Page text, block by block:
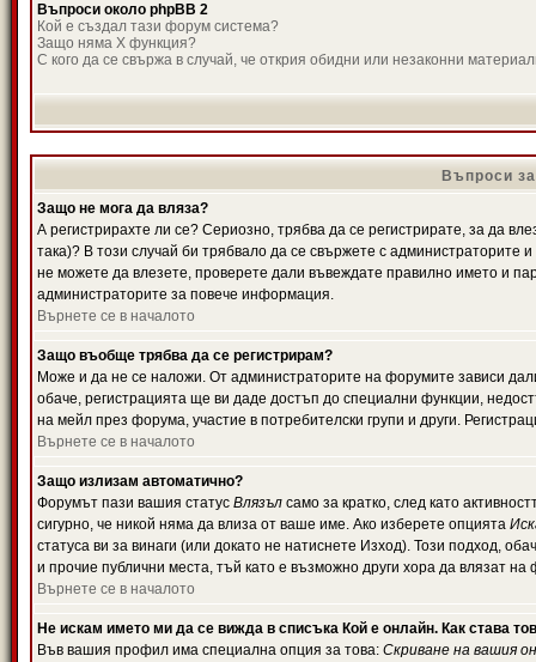
Въпроси около phpBB 2
Кой е създал тази форум система?
Защо няма X функция?
С кого да се свържа в случай, че открия обидни или незаконни
Въпроси
Защо не мога да вляза?
А регистрирахте ли се? Сериозно, трябва да се регистрирате, за да
така)? В този случай би трябвало да се свържете с администраторите
не можете да влезете, проверете дали въвеждате правилно името и
администраторите за повече информация.
Върнете се в началото
Защо въобще трябва да се регистрирам?
Може и да не се наложи. От администраторите на форумите зависи
обаче, регистрацията ще ви даде достъп до специални функции,
на мейл през форума, участие в потребителски групи и други.
Върнете се в началото
Защо излизам автоматично?
Форумът пази вашия статус Влязъл само за кратко, след като
сигурно, че никой няма да влиза от ваше име. Ако изберете опцията
статуса ви за винаги (или докато не натиснете Изход). Този подход,
и прочие публични места, тъй като е възможно други хора да влязат
Върнете се в началото
Не искам името ми да се вижда в списъка Кой е онлайн. Как става
Във вашия профил има специална опция за това: Скриване на вашия